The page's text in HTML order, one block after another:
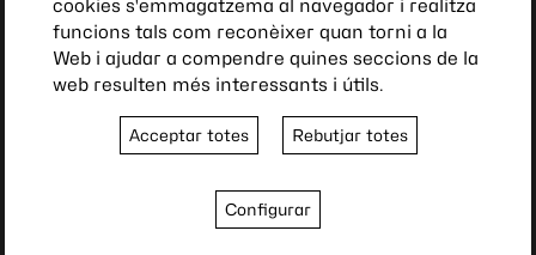
cookies s'emmagatzema al navegador i realitza
funcions tals com reconèixer quan torni a la
Web i ajudar a compendre quines seccions de la
web resulten més interessants i útils.
Acceptar totes Rebutjar totes
Configurar